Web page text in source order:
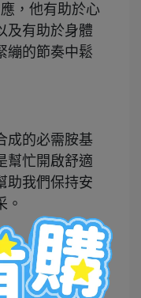
，他有助於心
及有助於身體
繃的節奏中鬆
成的必需胺基
幫忙開啟舒適
助我們保持安
。
麼「專利水
？